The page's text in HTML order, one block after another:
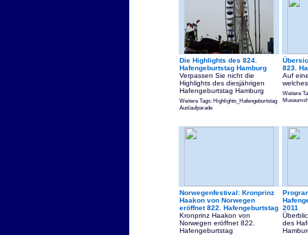
Die Highlights des 824.
Hafengeburtstag Hamburg
Verpassen Sie nicht die
Highlights des diesjährigen
Hafengeburtstag Hamburg
Weitere Tags: Highlights_Hafengeburtstag
Auslaufparade
823.
Auf
Weitere
Norwegenfestival: Kronprinz
Haakon von Norwegen
eröffnet 822. Hafengeburtstag
Kronprinz Haakon von
Norwegen eröffnet 822.
Hafengeburtstag
2011
des